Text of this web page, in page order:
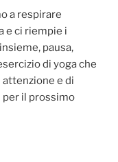
a respirare
e ci riempie i
pausa,
di yoga che
attenzione e di
il prossimo